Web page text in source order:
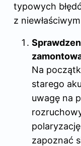
typowych
z
Na
starego
uwagę na
zapoznać